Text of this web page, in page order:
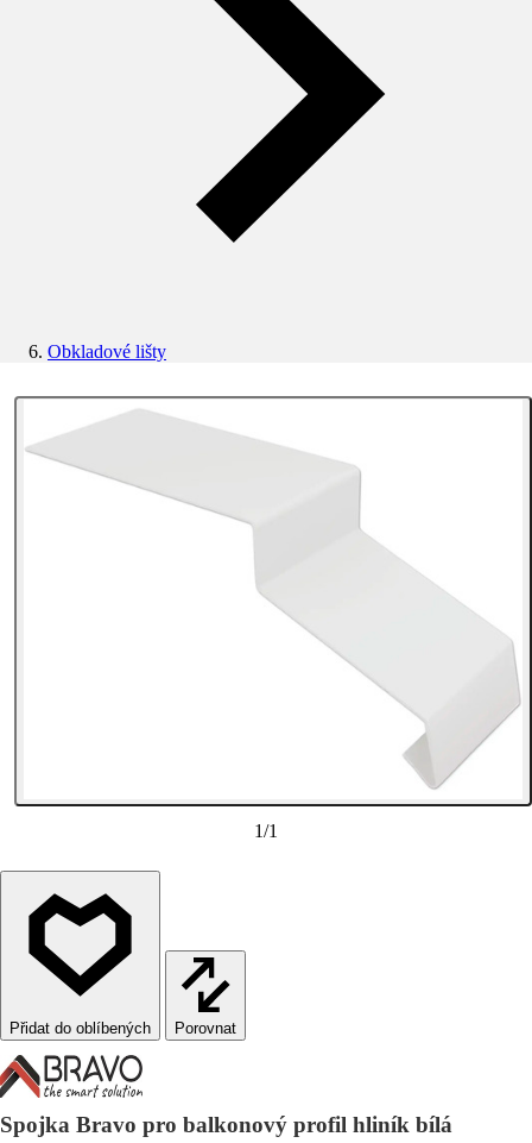
Obkladové lišty
1/1
Porovnat
Spojka Bravo pro balkonový profil hliník bílá